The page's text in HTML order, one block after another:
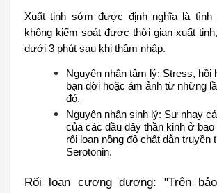
Xuất tinh sớm được định nghĩa là tình
không kiểm soát được thời gian xuất
dưới 3 phút sau khi thâm nhập.
Nguyên nhân tâm lý: Stress, hồi
bạn đời hoặc ám ảnh từ những
đó.
Nguyên nhân sinh lý: Sự nhạy
của các đầu dây thần kinh ở bao
rối loạn nồng độ chất dẫn truyền
Serotonin.
Rối loạn cương dương: "Trên